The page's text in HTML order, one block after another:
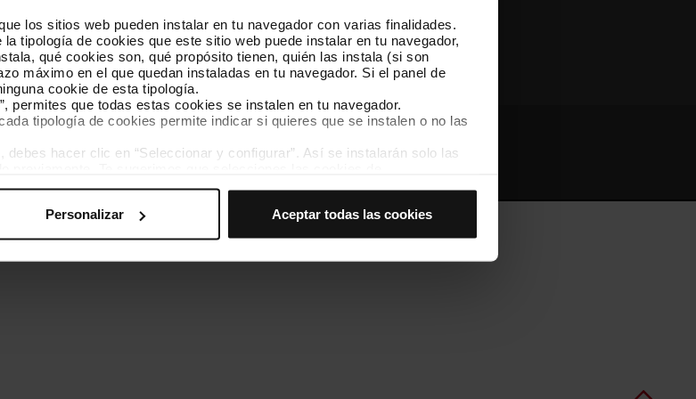
los sitios web pueden instalar en tu navegador con varias finalidades.
tipología de cookies que este sitio web puede instalar en tu navegador,
qué cookies son, qué propósito tienen, quién las instala (si son
máximo en el que quedan instaladas en tu navegador. Si el panel de
cookie de esta tipología.
permites que todas estas cookies se instalen en tu navegador.
tipología de cookies permite indicar si quieres que se instalen o no las
hacer clic en “Seleccionar y configurar”. Así se instalarán solo las
de navegación (como el idioma) y mejoran tu experiencia de
el funcionamiento de la web y, por tanto, si no las aceptas, no puedes
de la parte inferior de la web.
Personalizar Aceptar todas las cookies
Contacta Otras webs de TMB
Gestor de cookies Accesibilidad Mapa web Webs de interés Intranet